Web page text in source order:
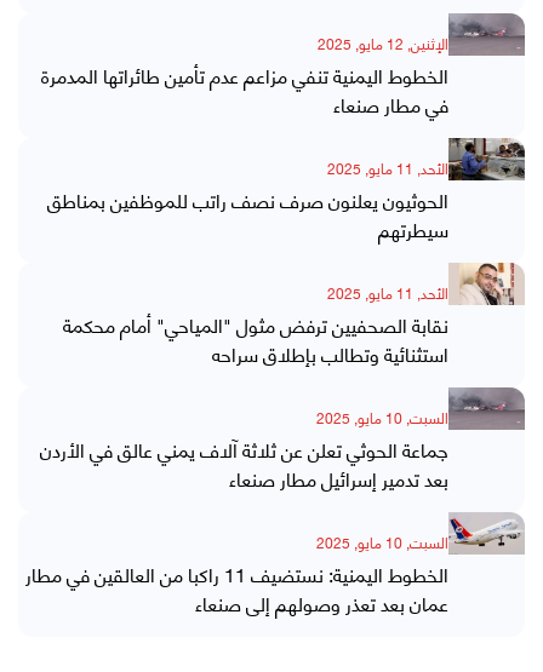
الإثنين, 12 مايو, 2025
الخطوط اليمنية تنفي مزاعم عدم تأمين طائراتها المدمرة
في مطار صنعاء
الأحد, 11 مايو, 2025
الحوثيون يعلنون صرف نصف راتب للموظفين بمناطق
سيطرتهم
الأحد, 11 مايو, 2025
نقابة الصحفيين ترفض مثول "المياحي" أمام محكمة
استثنائية وتطالب بإطلاق سراحه
السبت, 10 مايو, 2025
جماعة الحوثي تعلن عن ثلاثة آلاف يمني عالق في الأردن
بعد تدمير إسرائيل مطار صنعاء
السبت, 10 مايو, 2025
الخطوط اليمنية: نستضيف 11 راكبا من العالقين في مطار
عمان بعد تعذر وصولهم إلى صنعاء